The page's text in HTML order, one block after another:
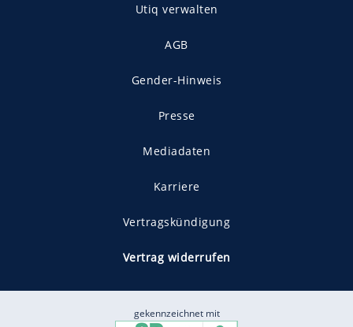
Utiq verwalten
AGB
Gender-Hinweis
Presse
Mediadaten
Karriere
Vertragskündigung
Vertrag widerrufen
gekennzeichnet mit